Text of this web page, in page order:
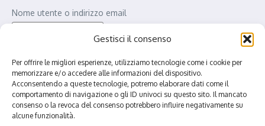
Gestisci il consenso
Per offrire le migliori esperienze, utilizziamo tecnologie come i cookie per
memorizzare e/o accedere alle informazioni del dispositivo.
Acconsentendo a queste tecnologie, potremo elaborare dati come il
comportamento di navigazione o gli ID univoci su questo sito. Il mancato
consenso o la revoca del consenso potrebbero influire negativamente su
alcune funzionalità.
Nome utente o indirizzo email
Password
Ricordami